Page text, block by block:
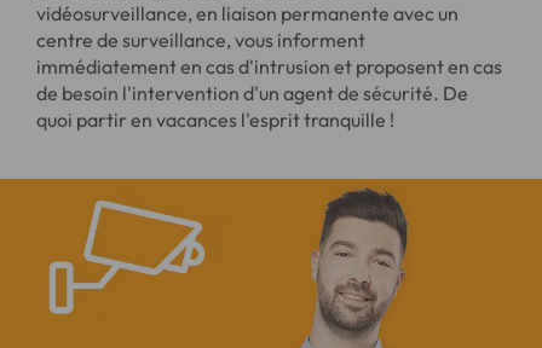
vidéosurveillance, en liaison permanente avec un
centre de surveillance, vous informent
immédiatement en cas d'intrusion et proposent en cas
de besoin l'intervention d'un agent de sécurité. De
quoi partir en vacances l'esprit tranquille !